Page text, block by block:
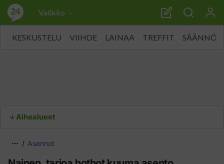
Valikko
KESKUSTELU VIIHDE LAINAA TREFFIT SÄÄNNÖT
Aihealueet
Asennot